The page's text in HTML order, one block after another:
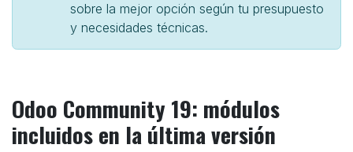
sobre la mejor opción según tu presupuesto
y necesidades técnicas.
Odoo Community 19: módulos
incluidos en la última versión